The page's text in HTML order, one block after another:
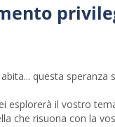
questa speranza
esplorerà il vostro
che risuona con la